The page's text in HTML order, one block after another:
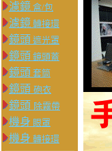
濾鏡 盒/包
濾鏡 轉接環
鏡頭 遮光罩
鏡頭 鏡頭蓋
鏡頭 套筒
鏡頭 砲衣
鏡頭 除霧帶
機身 眼罩
機身 轉接環